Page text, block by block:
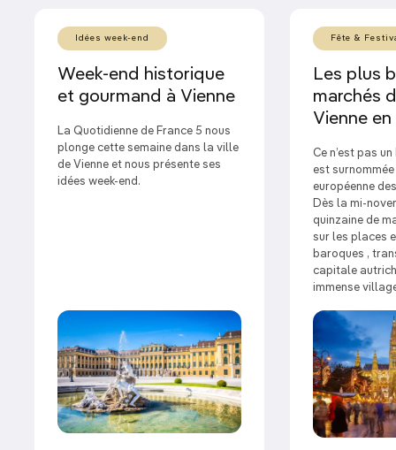
égyptiens et tableaux inestimables.
du Belvédère , ses jardins émaillés de
sculptures, et les chefs-d’œuvre de
Klimt.
Lacathédrale Saint-Étienne
édifice
gothique , cher aux Viennois et emblématique
de la capitale.
, un espace
les cabines suspendues de la
grande roue iconique de Vienne,
Unepâtisserieet uncafédans l’un des
légendaires établissements de la capitale, tel
leCafé Sp.
Idées week-end
Week-end historique
et gourmand à Vienne
La Quotidienne de France 5 nous
plonge cette semaine dans la ville
de Vienne et nous présente ses
idées week-end.
Fête &
Les plus
marchés
Vienne
Ce n’est pas
est
européenne
Dès la mi-
quinzaine de
sur les places
baroques ,
capitale
immense